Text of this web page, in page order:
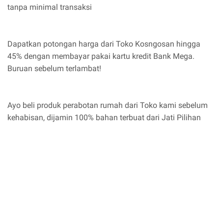
tanpa minimal transaksi
Dapatkan potongan harga dari Toko Kosngosan hingga
45% dengan membayar pakai kartu kredit Bank Mega.
Buruan sebelum terlambat!
Ayo beli produk perabotan rumah dari Toko kami sebelum
kehabisan, dijamin 100% bahan terbuat dari Jati Pilihan